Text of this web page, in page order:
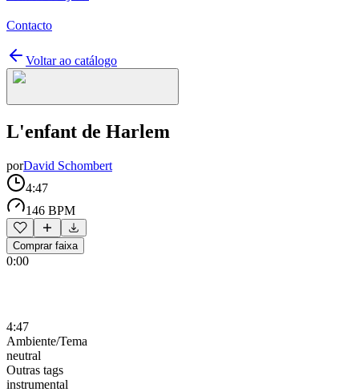
Contacto
Voltar ao catálogo
L'enfant de Harlem
porDavid Schombert
4:47
146 BPM
Comprar faixa
0:00
4:47
Ambiente/Tema
neutral
Outras tags
instrumental